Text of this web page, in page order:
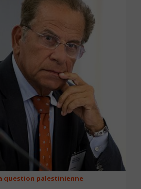
question palestinienne